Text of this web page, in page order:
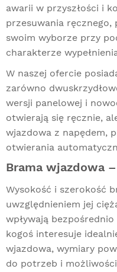
awarii w przyszłości i
przesuwania
swoim wyborze przy
charakterze
W naszej ofercie
zarówno
wersji panelowej i
otwierają się ręcznie,
wjazdowa z napędem,
otwierania
Brama wjazdowa
Wysokość i szerokość
uwzględnieniem jej
wpływają
kogoś interesuje
wjazdowa, wymiary
do potrzeb i